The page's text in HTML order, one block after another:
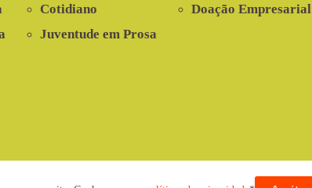
Cotidiano
Juventude em Prosa
Doação Empresarial